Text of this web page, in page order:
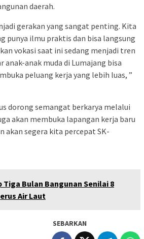
daerah.
gerakan yang sangat penting. Kita
punya ilmu praktis dan bisa langsung
vokasi saat ini sedang menjadi tren
anak-anak muda di Lumajang bisa
peluang kerja yang lebih luas, ”
dorong semangat berkarya melalui
akan membuka lapangan kerja baru
akan segera kita percepat SK-
Tiga Bulan Bangunan Senilai 8
Air Laut
SEBARKAN